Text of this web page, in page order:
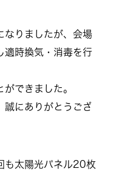
なりましたが、会場
適時換気・消毒を行
できました。
誠にありがとうござ
も太陽光パネル20枚